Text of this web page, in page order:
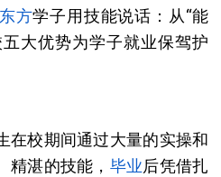
方学子用技能说话：从“能
五大优势为学子就业保驾护
在校期间通过大量的实操和
精湛的技能， 毕业后凭借扎